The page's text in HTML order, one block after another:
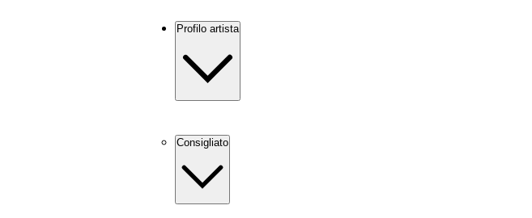
Profilo artista
Consigliato